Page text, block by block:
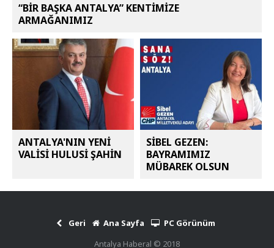
“BİR BAŞKA ANTALYA” KENTİMİZE
ARMAĞANIMIZ
ANTALYA'NIN YENİ
VALİSİ HULUSİ ŞAHİN
SİBEL GEZEN:
BAYRAMIMIZ
MÜBAREK OLSUN
Geri Ana Sayfa
PC Görünüm
Antalya Haberal © 2018